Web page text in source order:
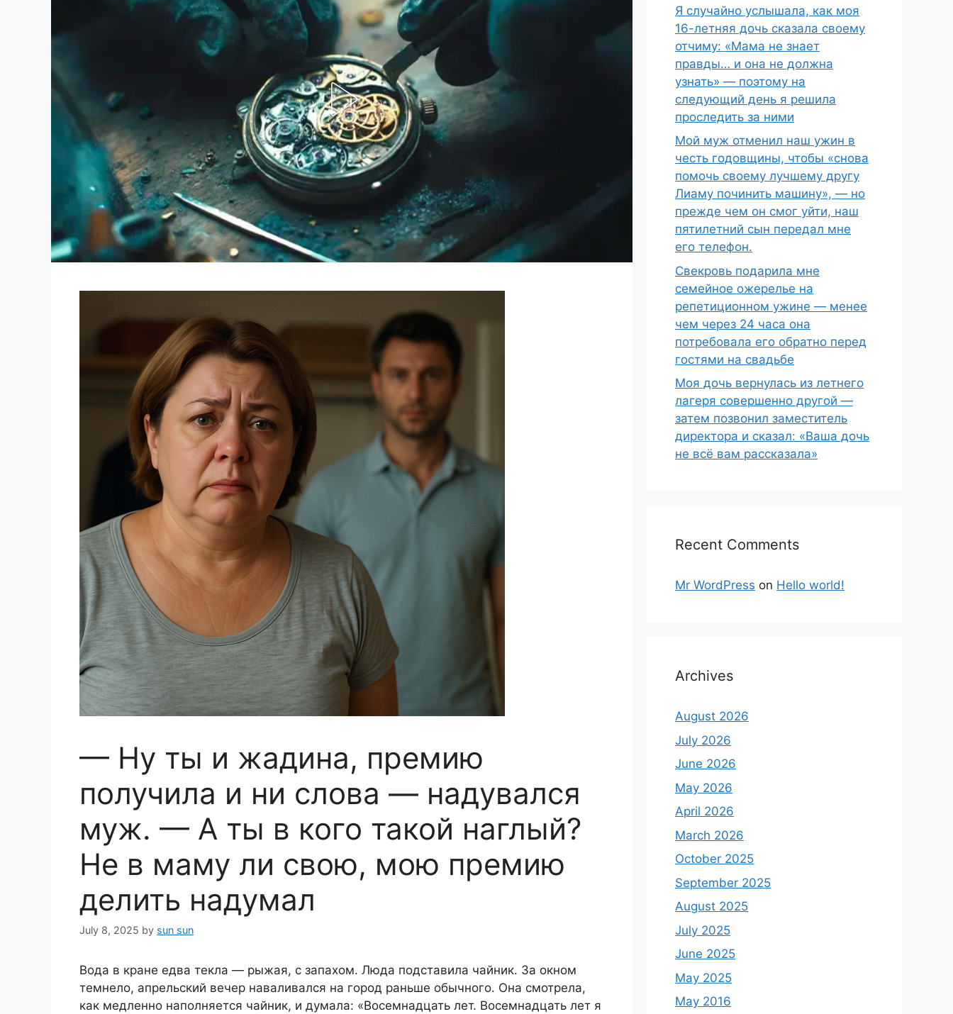
— Ну ты и жадина, премию
получила и ни слова — надувался
муж. — А ты в кого такой наглый?
Не в маму ли свою, мою премию
делить надумал
July 8, 2025 by sun sun
Вода в кране едва текла — рыжая, с запахом. Люда подставила чайник. За окном
темнело, апрельский вечер наваливался на город раньше обычного. Она смотрела,
как медленно наполняется чайник, и думала: «Восемнадцать лет. Восемнадцать лет я
Я случайно услышала, как моя
16-летняя дочь сказала своему
отчиму: «Мама не знает
правды… и она не должна
узнать» — поэтому на
следующий день я решила
проследить за ними
Мой муж отменил наш ужин в
честь годовщины, чтобы «снова
помочь своему лучшему другу
Лиаму починить машину», — но
прежде чем он смог уйти, наш
пятилетний сын передал мне
его телефон.
Свекровь подарила мне
семейное ожерелье на
репетиционном ужине — менее
чем через 24 часа она
потребовала его обратно перед
гостями на свадьбе
Моя дочь вернулась из летнего
лагеря совершенно другой —
затем позвонил заместитель
директора и сказал: «Ваша дочь
не всё вам рассказала»
Recent Comments
Mr WordPress on Hello world!
Archives
August 2026
July 2026
June 2026
May 2026
April 2026
March 2026
October 2025
September 2025
August 2025
July 2025
June 2025
May 2025
May 2016